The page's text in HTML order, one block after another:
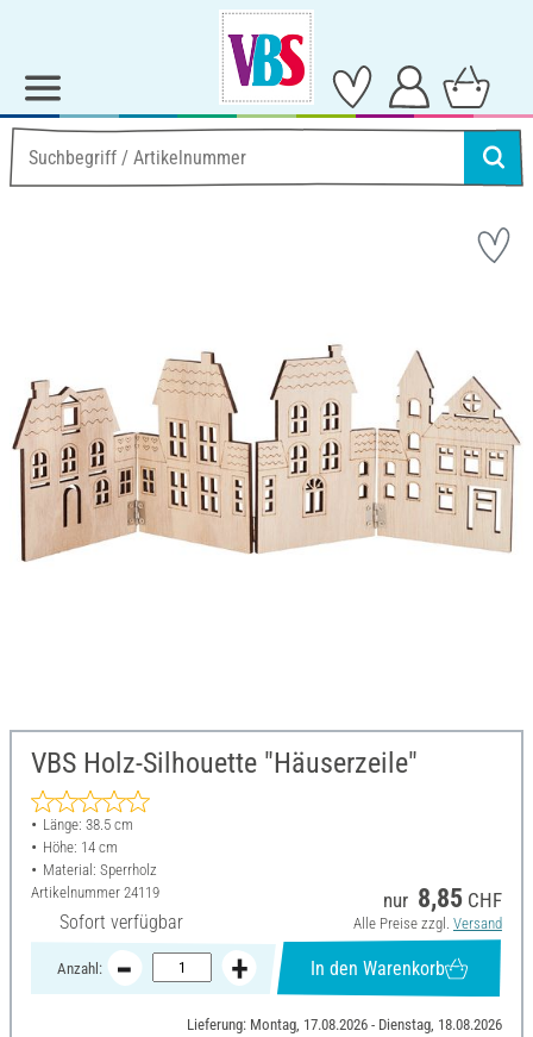
VBS Holz-Silhouette "Häuserzeile"
Länge: 38.5 cm
Höhe: 14 cm
Material: Sperrholz
Artikelnummer 24119
Sofort verfügbar
nur 8,85 CHF
Alle Preise zzgl. Versand
Anzahl: In den Warenkorb
Lieferung: Montag, 17.08.2026 - Dienstag, 18.08.2026